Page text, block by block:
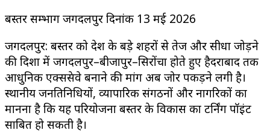
बस्तर सम्भाग जगदलपुर दिनांक 13 मई 2026
जगदलपुर: बस्तर को देश के बड़े शहरों से तेज और सीधा जोड़ने
की दिशा में जगदलपुर–बीजापुर–सिरोंचा होते हुए हैदराबाद तक
आधुनिक एक्सप्रेसवे बनाने की मांग अब जोर पकड़ने लगी है।
स्थानीय जनप्रतिनिधियों, व्यापारिक संगठनों और नागरिकों का
मानना है कि यह परियोजना बस्तर के विकास का टर्निंग पॉइंट
साबित हो सकती है।